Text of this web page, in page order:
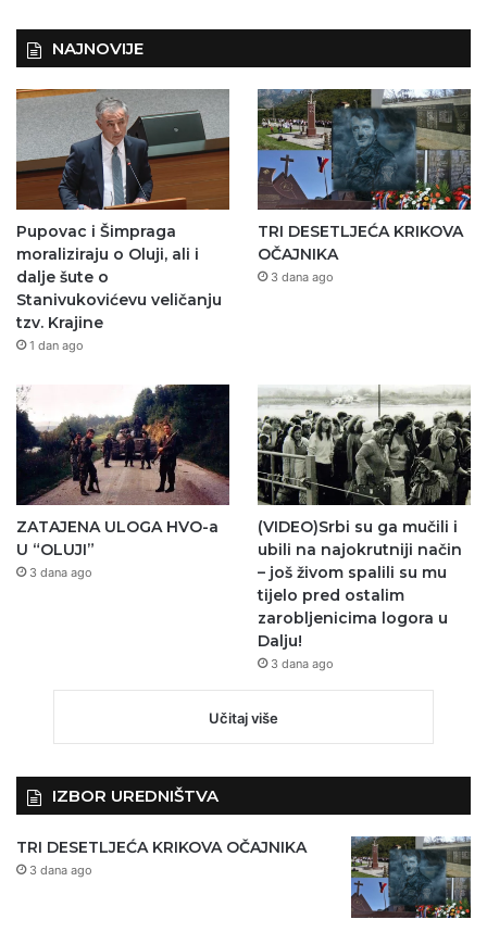
NAJNOVIJE
Pupovac i Šimpraga
moraliziraju o Oluji, ali i
dalje šute o
Stanivukovićevu veličanju
tzv. Krajine
1 dan ago
TRI DESETLJEĆA KRIKOVA
OČAJNIKA
3 dana ago
ZATAJENA ULOGA HVO-a
U “OLUJI”
3 dana ago
(VIDEO)Srbi su ga mučili i
ubili na najokrutniji način
– još živom spalili su mu
tijelo pred ostalim
zarobljenicima logora u
Dalju!
3 dana ago
Učitaj više
IZBOR UREDNIŠTVA
TRI DESETLJEĆA KRIKOVA OČAJNIKA
3 dana ago